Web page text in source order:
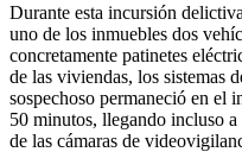
Durante esta incursión
uno de los inmuebles dos
concretamente patinetes
de las viviendas, los sistemas
sospechoso permaneció en el
50 minutos, llegando incluso
de las cámaras de